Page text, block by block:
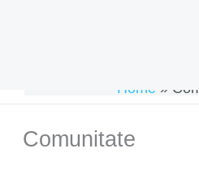
Home
Comunitate